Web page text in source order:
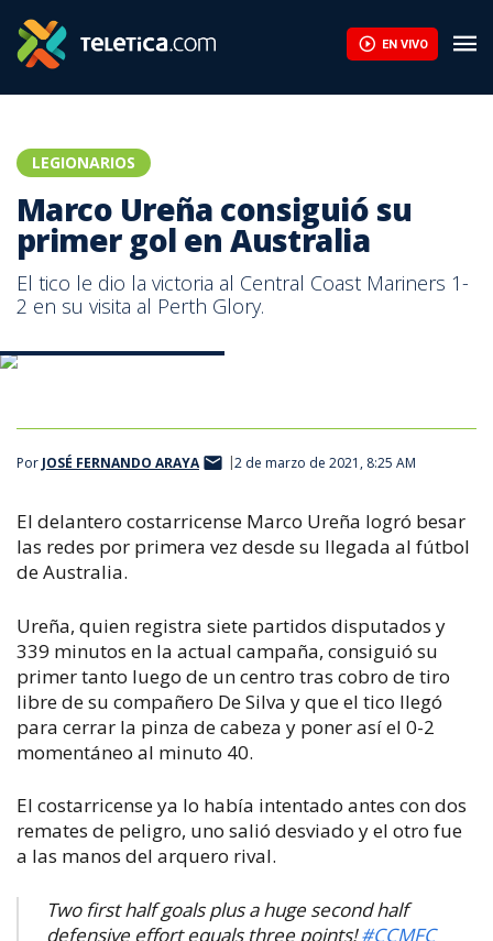
EN VIVO
LEGIONARIOS
Marco Ureña consiguió su
primer gol en Australia
El tico le dio la victoria al Central Coast Mariners 1-
2 en su visita al Perth Glory.
Por JOSÉ FERNANDO ARAYA 2 de marzo de 2021, 8:25 AM
El delantero costarricense Marco Ureña logró besar
las redes por primera vez desde su llegada al fútbol
de Australia.
Ureña, quien registra siete partidos disputados y
339 minutos en la actual campaña, consiguió su
primer tanto luego de un centro tras cobro de tiro
libre de su compañero De Silva y que el tico llegó
para cerrar la pinza de cabeza y poner así el 0-2
momentáneo al minuto 40.
El costarricense ya lo había intentado antes con dos
remates de peligro, uno salió desviado y el otro fue
a las manos del arquero rival.
Two first half goals plus a huge second half
defensive effort equals three points!#CCMFC